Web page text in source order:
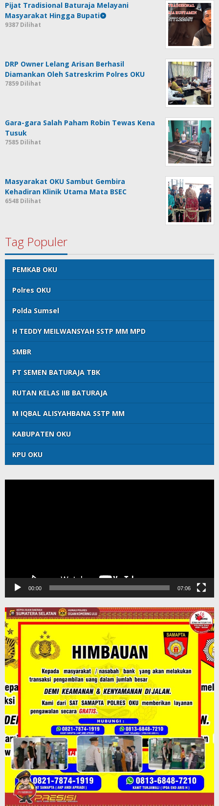
Pijat Tradisional Baturaja Melayani
Masyarakat Hingga Bupati
9387 Dilihat
DRP Owner Lelang Arisan Berhasil
Diamankan Oleh Satreskrim Polres OKU
7859 Dilihat
Gara-gara Salah Paham Robin Tewas Kena
Tusuk
7585 Dilihat
Masyarakat OKU Sambut Gembira
Kehadiran Klinik Utama Mata BSEC
6548 Dilihat
Tag Populer
PEMKAB OKU
Polres OKU
Polda Sumsel
H TEDDY MEILWANSYAH SSTP MM MPD
SMBR
PT SEMEN BATURAJA TBK
RUTAN KELAS IIB BATURAJA
M IQBAL ALISYAHBANA SSTP MM
KABUPATEN OKU
KPU OKU
00:00 07:06